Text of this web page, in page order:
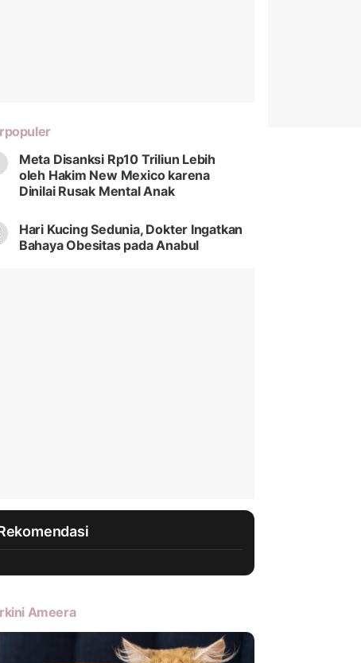
Meta Disanksi Rp10 Triliun Lebih
oleh Hakim New Mexico karena
Dinilai Rusak Mental Anak
Hari Kucing Sedunia, Dokter Ingatkan
Bahaya Obesitas pada Anabul
Ameera